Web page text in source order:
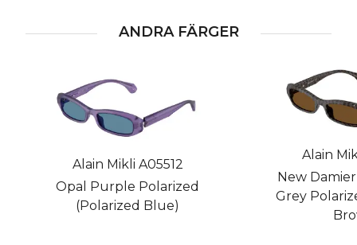
ANDRA FÄRGER
Alain Mikli A05512
Opal Purple Polarized
(Polarized Blue)
Alain
New
Grey